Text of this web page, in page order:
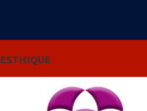
ESTHIQUE